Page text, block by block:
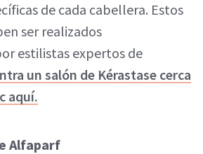
de cada cabellera. Estos
ser realizados
estilistas expertos de
un salón de Kérastase cerca
aquí.
Alfaparf